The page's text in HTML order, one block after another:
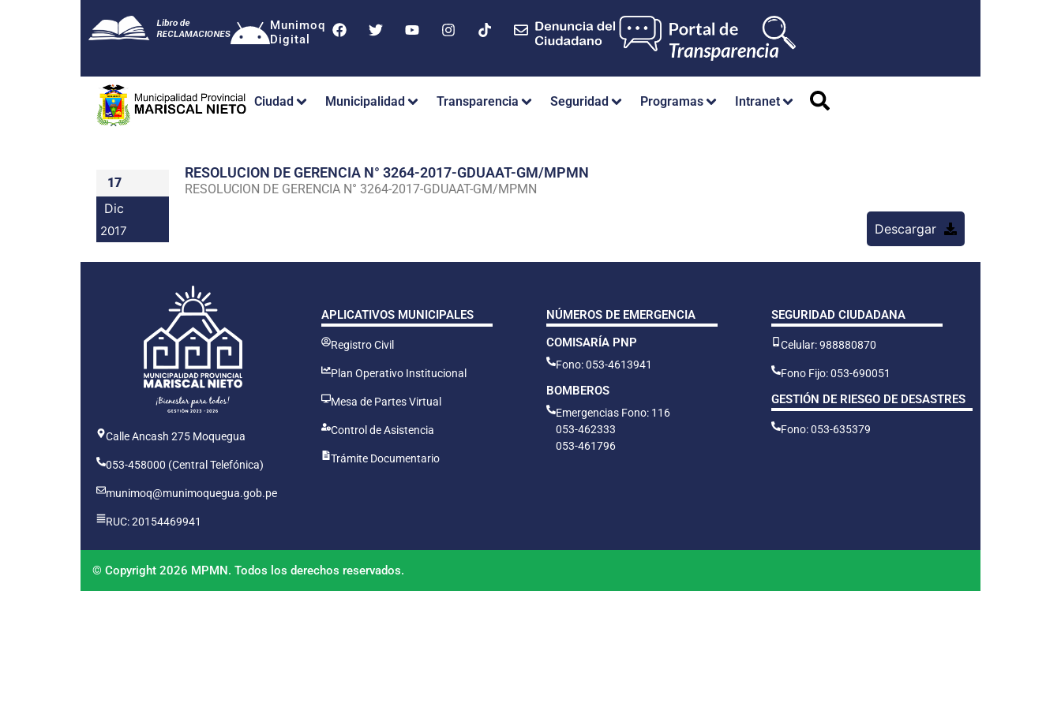
Munimoq
Digital
Ciudad Municipalidad Transparencia Seguridad Programas Intranet
17
Dic
2017
RESOLUCION DE GERENCIA N° 3264-2017-GDUAAT-GM/MPMN
RESOLUCION DE GERENCIA N° 3264-2017-GDUAAT-GM/MPMN
Descargar
Calle Ancash 275 Moquegua
053-458000 (Central Telefónica)
munimoq@munimoquegua.gob.pe
RUC: 20154469941
APLICATIVOS MUNICIPALES
Registro Civil
Plan Operativo Institucional
Mesa de Partes Virtual
Control de Asistencia
Trámite Documentario
NÚMEROS DE EMERGENCIA
COMISARÍA PNP
Fono: 053-4613941
BOMBEROS
Emergencias Fono: 116
053-462333
053-461796
SEGURIDAD CIUDADANA
Celular: 988880870
Fono Fijo: 053-690051
GESTIÓN DE RIESGO DE DESASTRES
Fono: 053-635379
© Copyright 2026 MPMN. Todos los derechos reservados.